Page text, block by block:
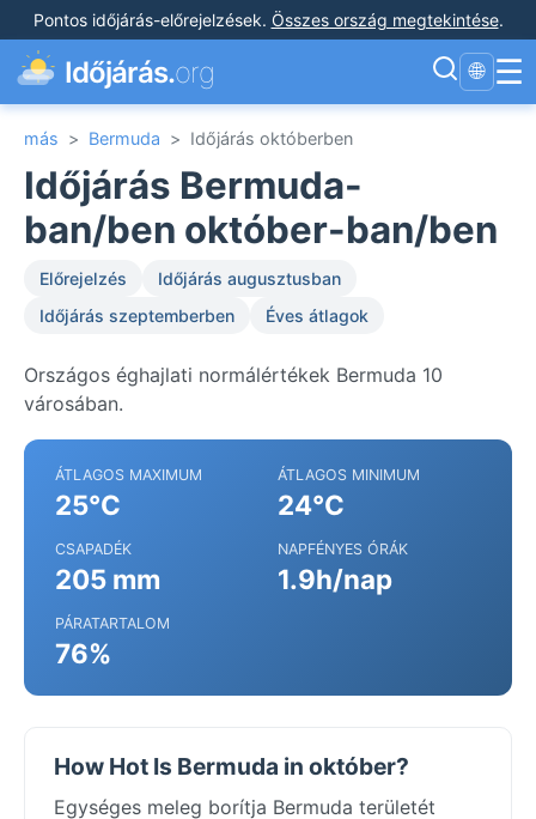
Pontos időjárás-előrejelzések. Összes ország megtekintése.
Időjárás.org 🌐 ☰
más > Bermuda > Időjárás októberben
Időjárás Bermuda-
ban/ben október-ban/ben
Előrejelzés
Időjárás augusztusban
Időjárás szeptemberben
Éves átlagok
Országos éghajlati normálértékek Bermuda 10
városában.
ÁTLAGOS MAXIMUM
25°C
ÁTLAGOS MINIMUM
24°C
CSAPADÉK
205 mm
NAPFÉNYES ÓRÁK
1.9h/nap
PÁRATARTALOM
76%
How Hot Is Bermuda in október?
Egységes meleg borítja Bermuda területét